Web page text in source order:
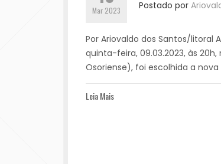
Mar 2023 Postado por
Por Ariovaldo dos Santos/litoral
quinta-feira, 09.03.2023, às
Osoriense), foi escolhida a
Leia Mais